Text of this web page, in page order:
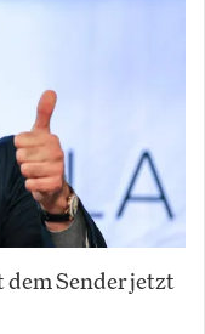
dem Sender jetzt